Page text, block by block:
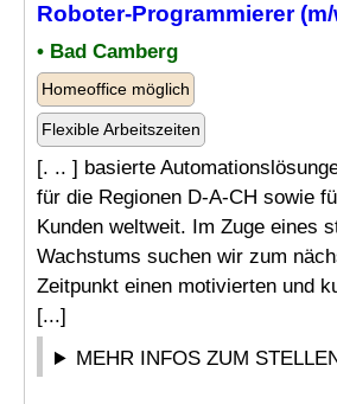
Roboter-Programmierer
• Bad Camberg
Homeoffice möglich
Flexible Arbeitszeiten
[. .. ] basierte
für die Regionen D-A-CH sowie
Kunden weltweit. Im Zuge eines
Wachstums suchen wir zum
Zeitpunkt einen motivierten und
[...]
MEHR INFOS ZUM